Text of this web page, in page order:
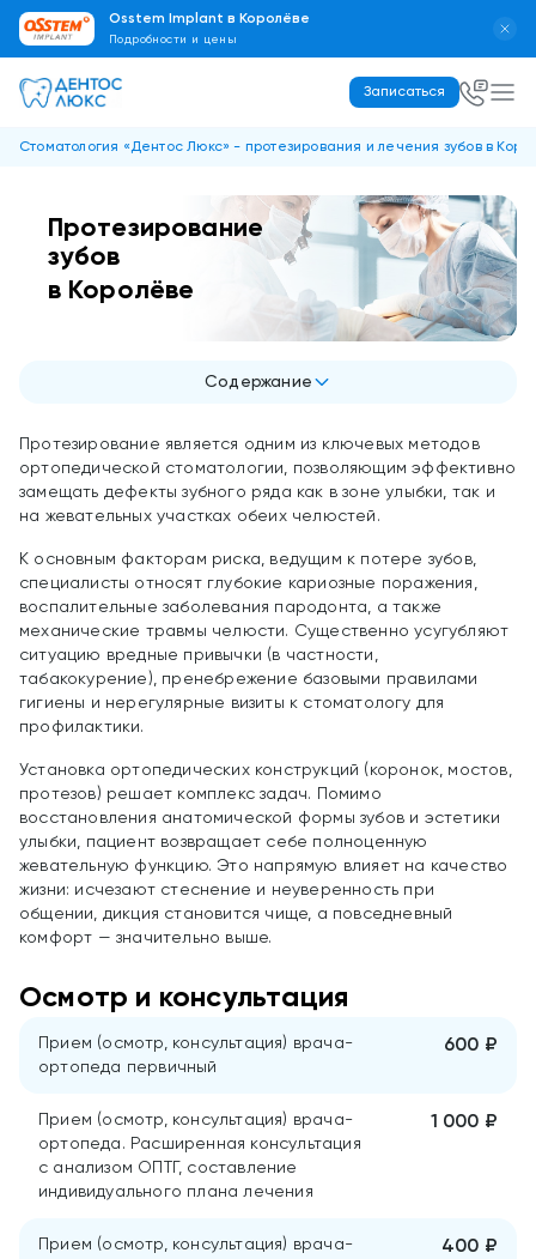
Osstem Implant в Королёве
Подробности и цены
Записаться
Стоматология «Дентос Люкс» - протезирования и лечения зубов в
Протезирование
зубов
в Королёве
Содержание
Протезирование является одним из ключевых методов
ортопедической стоматологии, позволяющим эффективно
замещать дефекты зубного ряда как в зоне улыбки, так и
на жевательных участках обеих челюстей.
К основным факторам риска, ведущим к потере зубов,
специалисты относят глубокие кариозные поражения,
воспалительные заболевания пародонта, а также
механические травмы челюсти. Существенно усугубляют
ситуацию вредные привычки (в частности,
табакокурение), пренебрежение базовыми правилами
гигиены и нерегулярные визиты к стоматологу для
профилактики.
Установка ортопедических конструкций (коронок, мостов,
протезов) решает комплекс задач. Помимо
восстановления анатомической формы зубов и эстетики
улыбки, пациент возвращает себе полноценную
жевательную функцию. Это напрямую влияет на качество
жизни: исчезают стеснение и неуверенность при
общении, дикция становится чище, а повседневный
комфорт — значительно выше.
Осмотр и консультация
Прием (осмотр, консультация) врача-
ортопеда первичный
600 ₽
Прием (осмотр, консультация) врача-
ортопеда. Расширенная консультация
с анализом ОПТГ, составление
индивидуального плана лечения
1 000 ₽
Прием (осмотр, консультация) врача-
400 ₽